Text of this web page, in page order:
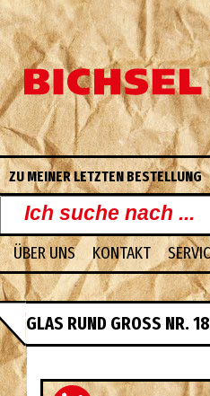
ZU MEINER LETZTEN BESTELLUNG
UNSERE PDF-KATALOGE
ÜBER UNS KONTAKT
GLAS RUND GROSS NR.